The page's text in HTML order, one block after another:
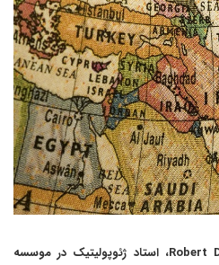
نویسنده: رابرت کاپلان Robert D. Kaplan، استاد ژئوپولیتیک در موسسه